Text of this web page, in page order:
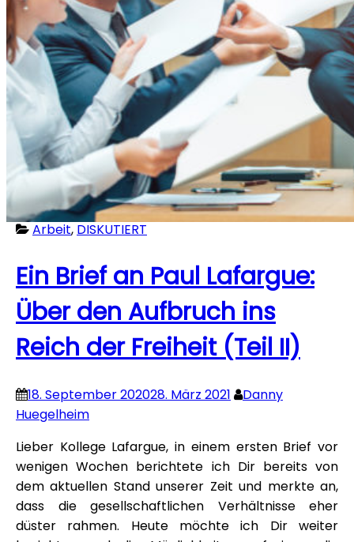
Arbeit, DISKUTIERT
Ein Brief an Paul Lafargue:
Über den Aufbruch ins
Reich der Freiheit (Teil II)
18. September 202028. März 2021
Danny
Huegelheim
Lieber Kollege Lafargue, in einem ersten Brief vor
wenigen Wochen berichtete ich Dir bereits von
dem aktuellen Stand unserer Zeit und merkte an,
dass die gesellschaftlichen Verhältnisse eher
düster rahmen. Heute möchte ich Dir weiter